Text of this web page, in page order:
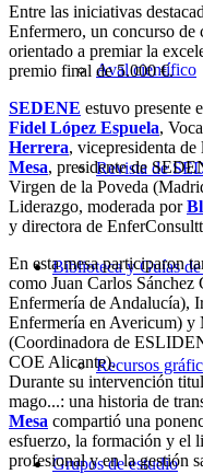
Aval científico
Revista de
Biblioteca y Guías
Recursos
Grupos de estudio
Entre las iniciativas
Enfermero, un concurso
orientado a premiar la
premio final de 5.000 €.
SEDENE estuvo presente
Fidel López Espuela,
Herrera, vicepresidenta
Mesa, presidente de
Virgen de la Poveda
Liderazgo, moderada por
y directora de
En esta mesa participaron
como Juan Carlos Sánchez
Enfermería de Andalucía),
Enfermería en Avericum) y
(Coordinadora de
COE Alicante).
Durante su intervención
mago...: una historia de
Mesa compartió una
esfuerzo, la formación y el
profesional y en la gestión